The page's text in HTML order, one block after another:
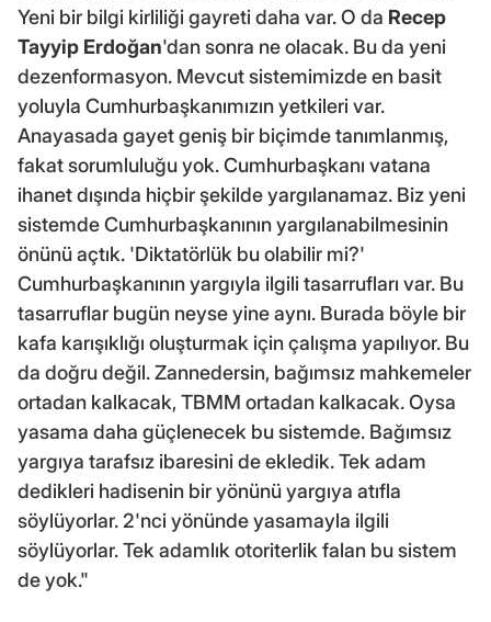
Yeni bir bilgi kirliliği gayreti daha var. O da Recep
Tayyip Erdoğan'dan sonra ne olacak. Bu da yeni
dezenformasyon. Mevcut sistemimizde en basit
yoluyla Cumhurbaşkanımızın yetkileri var.
Anayasada gayet geniş bir biçimde tanımlanmış,
fakat sorumluluğu yok. Cumhurbaşkanı vatana
ihanet dışında hiçbir şekilde yargılanamaz. Biz yeni
sistemde Cumhurbaşkanının yargılanabilmesinin
önünü açtık. 'Diktatörlük bu olabilir mi?'
Cumhurbaşkanının yargıyla ilgili tasarrufları var. Bu
tasarruflar bugün neyse yine aynı. Burada böyle bir
kafa karışıklığı oluşturmak için çalışma yapılıyor. Bu
da doğru değil. Zannedersin, bağımsız mahkemeler
ortadan kalkacak, TBMM ortadan kalkacak. Oysa
yasama daha güçlenecek bu sistemde. Bağımsız
yargıya tarafsız ibaresini de ekledik. Tek adam
dedikleri hadisenin bir yönünü yargıya atıfla
söylüyorlar. 2'nci yönünde yasamayla ilgili
söylüyorlar. Tek adamlık otoriterlik falan bu sistem
de yok."